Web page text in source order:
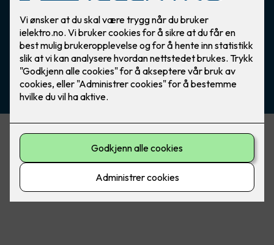
Redegjørelse etter Åpenhetsloven
Org.no 980 887 995